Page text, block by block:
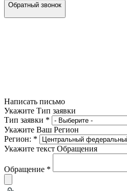
Обратный звонок
Написать письмо
Укажите Тип заявки
Тип заявки *
Укажите Ваш Регион
Регион: *
Укажите текст Обращения
Обращение *